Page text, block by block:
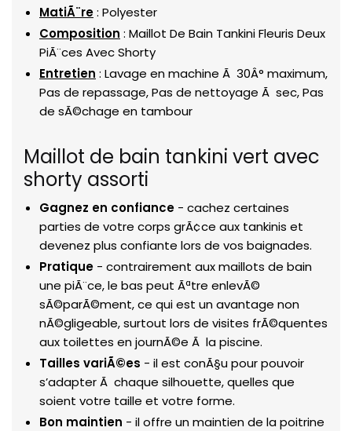
MatiÃ¨re: Polyester
Composition : Maillot De Bain Tankini Fleuris Deux
PiÃ¨ces Avec Shorty
Entretien : Lavage en machine Ã 30Â° maximum,
Pas de repassage, Pas de nettoyage Ã sec, Pas
de sÃ©chage en tambour
Maillot de bain tankini vert avec
shorty assorti
Gagnez en confiance - cachez certaines
parties de votre corps grÃ¢ce aux tankinis et
devenez plus confiante lors de vos baignades.
Pratique - contrairement aux maillots de bain
une piÃ¨ce, le bas peut Ãªtre enlevÃ©
sÃ©parÃ©ment, ce qui est un avantage non
nÃ©gligeable, surtout lors de visites frÃ©quentes
aux toilettes en journÃ©e Ã la piscine.
Tailles variÃ©es - il est conÃ§u pour pouvoir
s’adapter Ã chaque silhouette, quelles que
soient votre taille et votre forme.
Bon maintien - il offre un maintien de la poitrine